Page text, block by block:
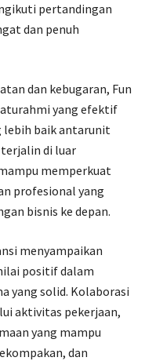
pertandingan
dan penuh
dan kebugaran, Fun
yang efektif
lebih baik antarunit
di luar
memperkuat
profesional yang
bisnis ke depan.
menyampaikan
positif dalam
yang solid. Kolaborasi
aktivitas pekerjaan,
yang mampu
dan